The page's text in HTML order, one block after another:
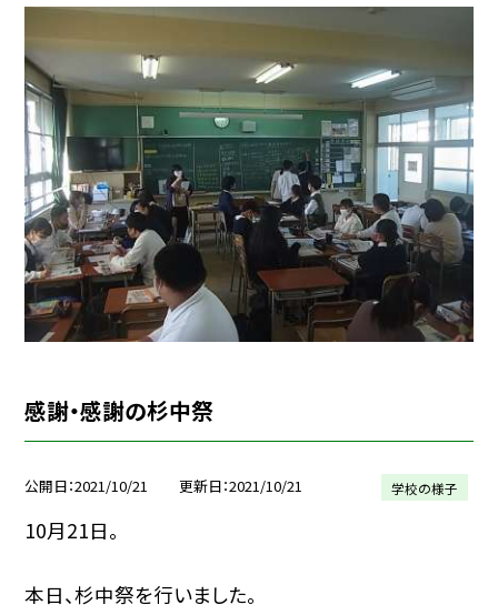
感謝・感謝の杉中祭
公開日 2021/10/21 更新日 2021/10/21 学校の様子
10月21日。
本日、杉中祭を行いました。